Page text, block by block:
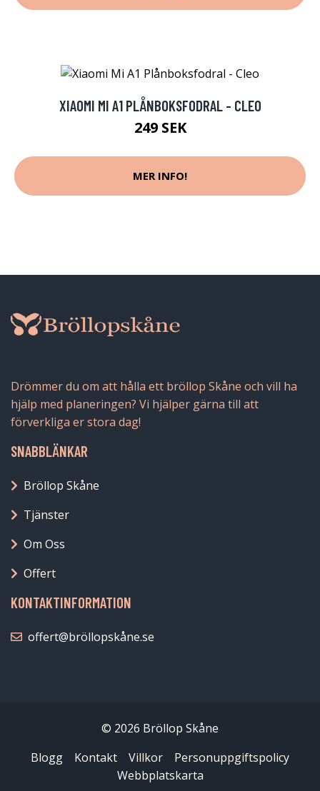
XIAOMI MI A1 PLÅNBOKSFODRAL - CLEO
249 SEK
MER INFO!
Drömmer du om att hålla ett bröllop Skåne och vill ha
hjälp med planeringen? Vi hjälper gärna till att
förverkliga er stora dag!
SNABBLÄNKAR
Bröllop Skåne
Tjänster
Om Oss
Offert
KONTAKTINFORMATION
offert@bröllopskåne.se
© 2026 Bröllop Skåne
Blogg
Kontakt Villkor
Personuppgiftspolicy
Webbplatskarta